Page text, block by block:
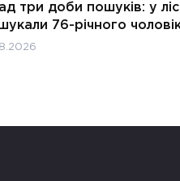
три доби пошуків: у
76-річного